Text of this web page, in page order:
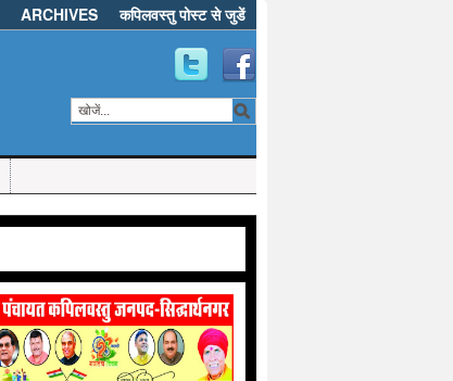
ARCHIVES कपिलवस्तु पोस्ट से जुडें